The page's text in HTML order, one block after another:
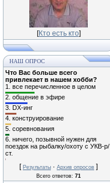
[Кто есть кто]
НАШ ОПРОС
Что Вас больше всего
привлекает в нашем хобби?
1. все перечисленное в целом
2. общение в эфире
3. DX-инг
4. конструирование
5. соревнования
6. ничего, позывной нужен для
поездок на рыбалку/охоту с УКВ-р/
ст.
[ Результаты · Архив опросов ]
Всего ответов: 71